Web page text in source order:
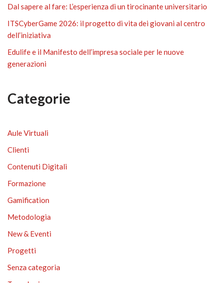
Dal sapere al fare: L’esperienza di un tirocinante universitario
ITSCyberGame 2026: il progetto di vita dei giovani al centro
dell’iniziativa
Edulife e il Manifesto dell’impresa sociale per le nuove
generazioni
Categorie
Aule Virtuali
Clienti
Contenuti Digitali
Formazione
Gamification
Metodologia
New & Eventi
Progetti
Senza categoria